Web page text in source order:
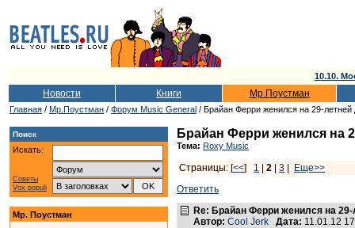
10.10.
Новости Книги Мр.Поустман
Главная / Мр.Поустман / Форум Music General / Брайан Ферри женился на 29-летней
Поиск
Искать:
Советы
Vox populi
Мр. Поустман
Брайан Ферри женился на
Тема: Roxy Music
Страницы: [<<] 1 2 3
Еще>>
Ответить
Re: Брайан Ферри женился на
Автор: Cool Jerk Дата: 11.01.12